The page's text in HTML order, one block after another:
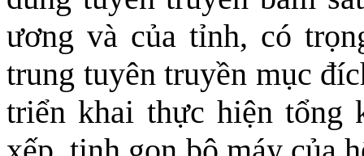
ương và của tỉnh, có
trung tuyên truyền mục
triển khai thực hiện tổng